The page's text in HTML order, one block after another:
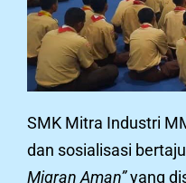
SMK Mitra Industri
dan sosialisasi
Migran Aman”yang